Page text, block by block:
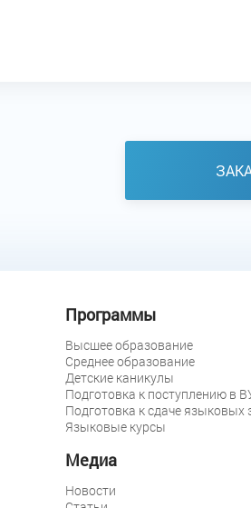
Программы
Высшее образование
Среднее образование
Детские каникулы
Подготовка к поступлению в
Подготовка к сдаче языковых
Языковые курсы
Медиа
Новости